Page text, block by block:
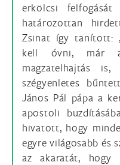
erkölcsi
határozottan
Zsinat így tanított:
kell óvni, már a
magzatelhajtás
szégyenletes
János Pál pápa a
apostoli
hivatott, hogy
egyre világosabb és
az akaratát, hogy